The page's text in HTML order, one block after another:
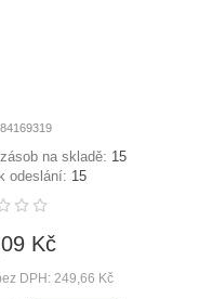
na skladě: 15
odeslání: 15
Kč
DPH: 249,66 Kč